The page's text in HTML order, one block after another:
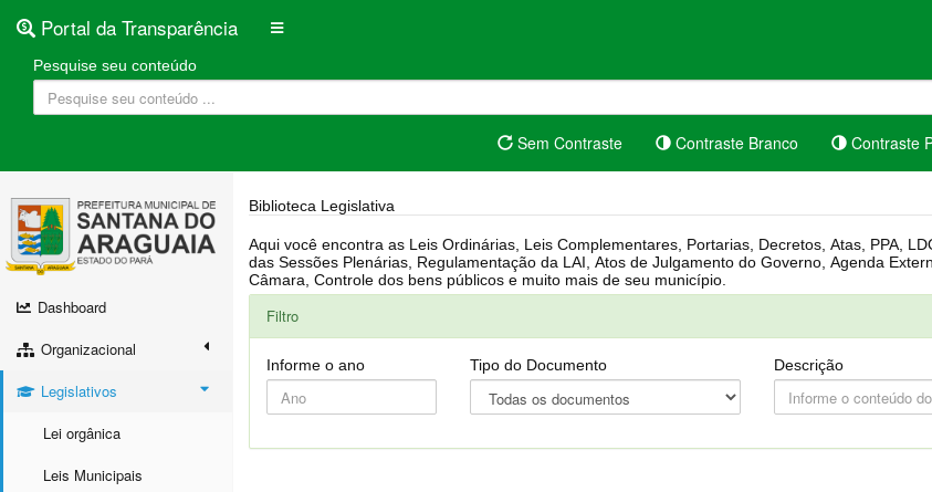
Portal da Transparência
Pesquise seu conteúdo
Sem Contraste Contraste Branco Contraste
Dashboard
Organizacional
Legislativos
Lei orgânica
Leis Municipais
Biblioteca Legislativa
Aqui você encontra as Leis Ordinárias, Leis Complementares, Portarias, Decretos, Atas, PPA, LDO, LOA, RREO, Resoluções, RGF, Lei Orgânica, Regimento Interno, Pauta
das Sessões Plenárias, Regulamentação da LAI, Atos de Julgamento do Governo, Agenda Externa do presidente, Relatório do Controle Interno, Projetos em tramitação na
Câmara, Controle dos bens públicos e muito mais de seu município.
Filtro
Informe o ano Tipo do Documento Descrição